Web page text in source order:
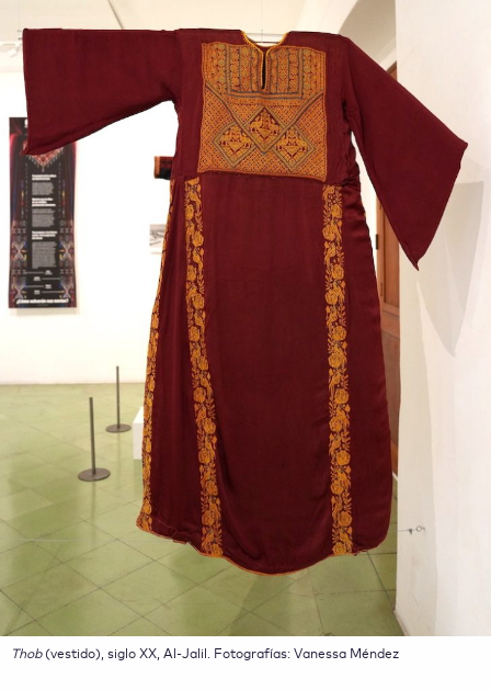
Thob(vestido), siglo XX, Al-Jalil. Fotografías: Vanessa Méndez